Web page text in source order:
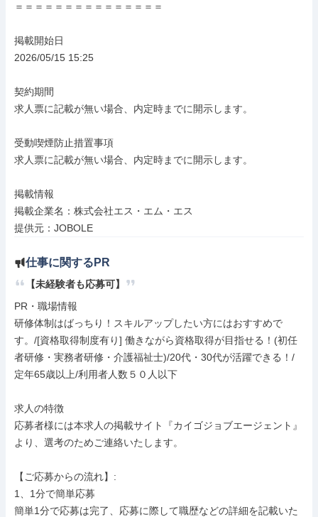
＝＝＝＝＝＝＝＝＝＝＝＝＝＝＝
掲載開始日
2026/05/15 15:25
契約期間
求人票に記載が無い場合、内定時までに開示します。
受動喫煙防止措置事項
求人票に記載が無い場合、内定時までに開示します。
掲載情報
掲載企業名：株式会社エス・エム・エス
提供元：JOBOLE
仕事に関するPR
【未経験者も応募可】
PR・職場情報
研修体制はばっちり！スキルアップしたい方にはおすすめで
す。/[資格取得制度有り] 働きながら資格取得が目指せる！(初任
者研修・実務者研修・介護福祉士)/20代・30代が活躍できる！/
定年65歳以上/利用者人数５０人以下
求人の特徴
応募者様には本求人の掲載サイト『カイゴジョブエージェント』
より、選考のためご連絡いたします。
【ご応募からの流れ】:
1、1分で簡単応募
簡単1分で応募は完了、応募に際して職歴などの詳細を記載いた